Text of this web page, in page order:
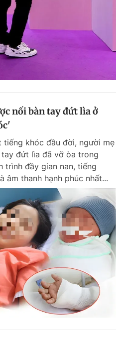
nối bàn tay đứt lìa ở
tiếng khóc đầu đời, người mẹ
đứt lìa đã vỡ òa trong
trình đầy gian nan, tiếng
âm thanh hạnh phúc nhất...